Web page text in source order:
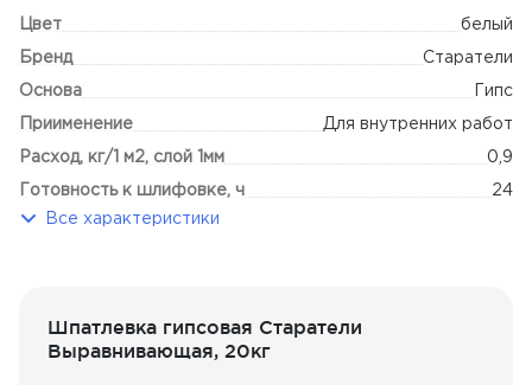
Бетон, железобетон
Кирпич
Цементная штукатурка
Гипсовая штукатурка, ПГП
ГКЛ, ГВЛ
Крупнозернистые шпатлевки (возможно)
Вид последующего покрытия
Тонкие обои (возможно)
Краска (возможно)
Цвет
белый
Бренд
Старатели
Основа
Гипс
Приименение
Для внутренних работ
Расход, кг/1 м2, слой 1мм
0,9
Готовность к шлифовке, ч
24
Фракция, мм
Все характеристики
Шпатлевка гипсовая Старатели
Выравнивающая, 20кг